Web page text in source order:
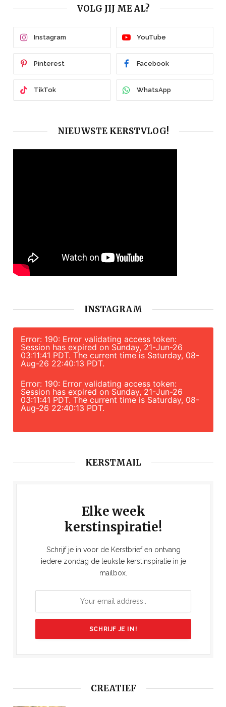
VOLG JIJ ME AL?
Instagram YouTube
Pinterest Facebook
TikTok WhatsApp
NIEUWSTE KERSTVLOG!
INSTAGRAM
Error: 190: Error validating access token:
Session has expired on Sunday, 21-Jun-26
03:11:41 PDT. The current time is Saturday, 08-
Aug-26 22:40:13 PDT.
Error: 190: Error validating access token:
Session has expired on Sunday, 21-Jun-26
03:11:41 PDT. The current time is Saturday, 08-
Aug-26 22:40:13 PDT.
KERSTMAIL
Elke week
kerstinspiratie!
Schrijf je in voor de Kerstbrief en ontvang
iedere zondag de leukste kerstinspiratie in je
mailbox.
CREATIEF